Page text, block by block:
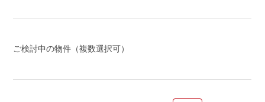
ご検討中の物件（複数選択可）
い